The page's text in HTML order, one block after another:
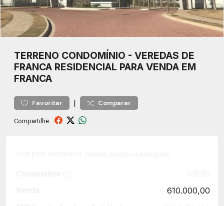
TERRENO CONDOMÍNIO - VEREDAS DE
FRANCA RESIDENCIAL PARA VENDA EM
FRANCA
Favoritar | Comparar
Compartilhe:
610.000,00